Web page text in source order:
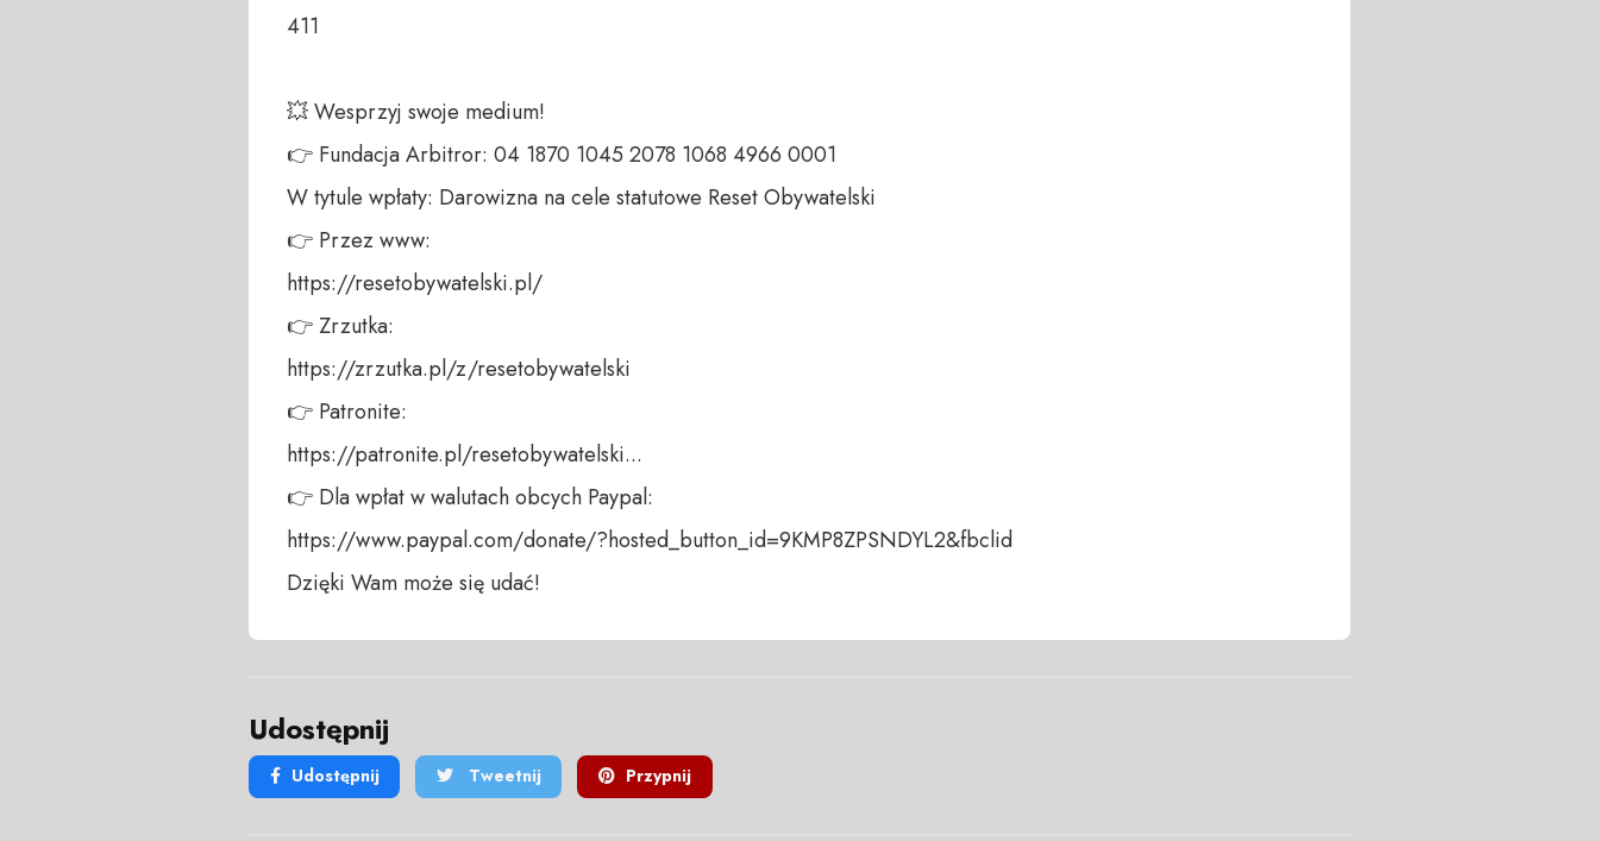
411
💥 Wesprzyj swoje medium!
👉 Fundacja Arbitror: 04 1870 1045 2078 1068 4966 0001
W tytule wpłaty: Darowizna na cele statutowe Reset Obywatelski
👉 Przez www:
https://resetobywatelski.pl/
👉 Zrzutka:
https://zrzutka.pl/z/resetobywatelski
👉 Patronite:
https://patronite.pl/resetobywatelski...
👉 Dla wpłat w walutach obcych Paypal:
https://www.paypal.com/donate/?hosted_button_id=9KMP8ZPSNDYL2&fbclid
Dzięki Wam może się udać!
Udostępnij
Udostępnij Tweetnij Przypnij